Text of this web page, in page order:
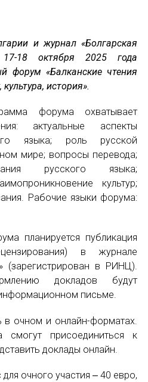
взносов МАПРЯЛ
и журнал «Болгарская
17-18 октября 2025 года
форум «Балканские чтения
история».
форума охватывает
актуальные аспекты
языка; роль русской
мире; вопросы перевода;
русского языка;
культур;
Рабочие языки форума:
планируется публикация
в журнале
(зарегистрирован в РИНЦ).
докладов будут
письме.
в очном и онлайн-форматах.
смогут присоединиться к
доклады онлайн.
очного участия ‒ 40 евро,